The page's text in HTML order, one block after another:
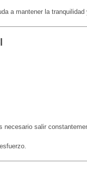
a mantener la
necesario salir